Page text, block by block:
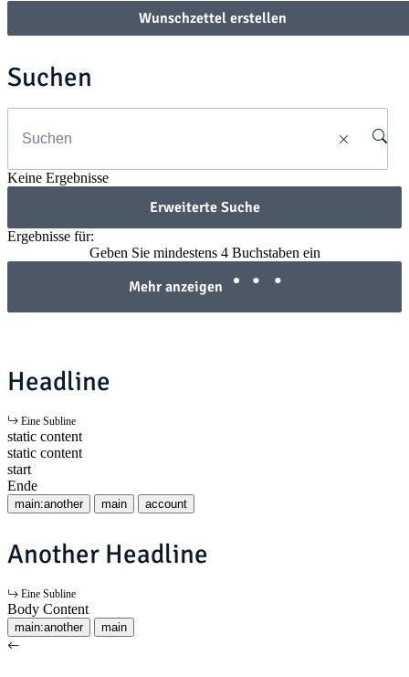
Wunschzettel erstellen
Suchen
Keine Ergebnisse
Erweiterte Suche
Ergebnisse für:
Geben Sie mindestens 4 Buchstaben ein
Mehr anzeigen
Headline
Eine Subline
static content
static content
start
Ende
main:another main account
Another Headline
Eine Subline
Body Content
main:another main